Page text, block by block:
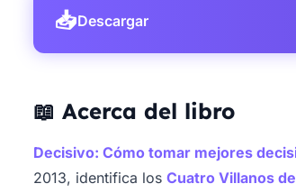
📥Descargar
📖 Acerca del libro
Decisivo: Cómo tomar mejores
2013, identifica losCuatro Villanos